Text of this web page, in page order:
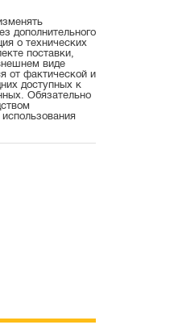
дополнительного
о технических
поставки,
виде
от фактической и
доступных к
Обязательно